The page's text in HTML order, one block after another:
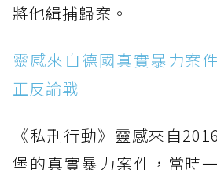
將他緝捕歸案。
靈感來自德國真實暴力案
正反論戰
《私刑行動》靈感來自
堡的真實暴力案件，當時